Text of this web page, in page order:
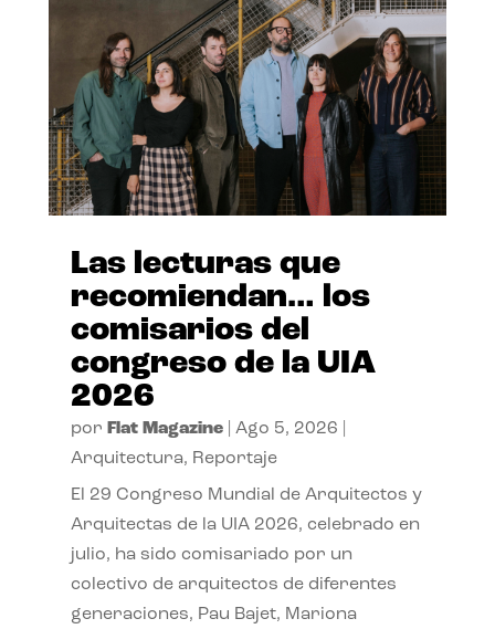
Las lecturas que
recomiendan… los
comisarios del
congreso de la UIA
2026
por Flat Magazine| Ago 5, 2026
Arquitectura, Reportaje
El 29 Congreso Mundial de Arquitectos y
Arquitectas de la UIA 2026, celebrado en
julio, ha sido comisariado por un
colectivo de arquitectos de diferentes
generaciones, Pau Bajet, Mariona